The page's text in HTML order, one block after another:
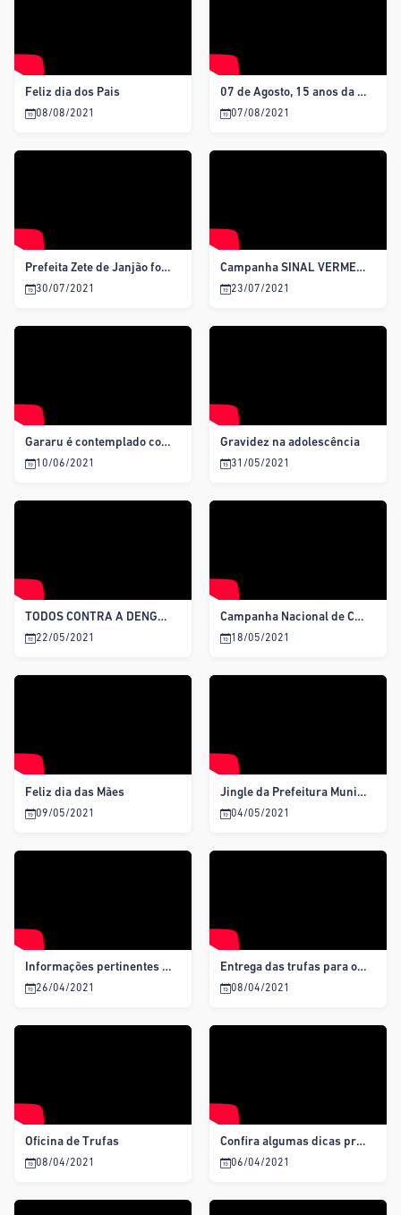
Feliz dia dos Pais
08/08/2021
07 de Agosto, 15 anos da Lei Maria da Penha
07/08/2021
Prefeita Zete de Janjão foi encontrar a Comitiva do Senador Alessandro Vieira
30/07/2021
Campanha SINAL VERMELHO
23/07/2021
Gararu é contemplado com MALETAS DIGITAIS
10/06/2021
Gravidez na adolescência
31/05/2021
TODOS CONTRA A DENGUE, ZIKA E CHIKUNGUNYA!
22/05/2021
Campanha Nacional de Combate ao Abuso e á exploração sexual de Crianças
18/05/2021
Feliz dia das Mães
09/05/2021
Jingle da Prefeitura Municipal de Gararu
04/05/2021
Informações pertinentes ao Novo Auxílio Emergencial 2021.
26/04/2021
Entrega das trufas para os usuários dos equipamentos socioassistenciais.
08/04/2021
Oficina de Trufas
08/04/2021
Confira algumas dicas prevenir o COVID-19
06/04/2021